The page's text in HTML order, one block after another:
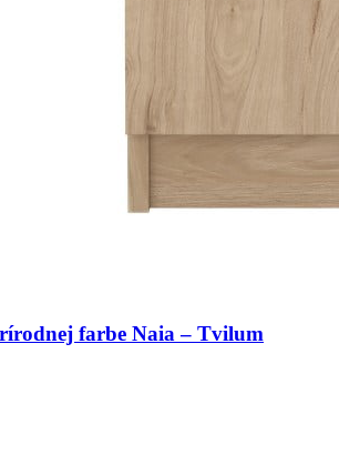
farbe Naia – Tvilum